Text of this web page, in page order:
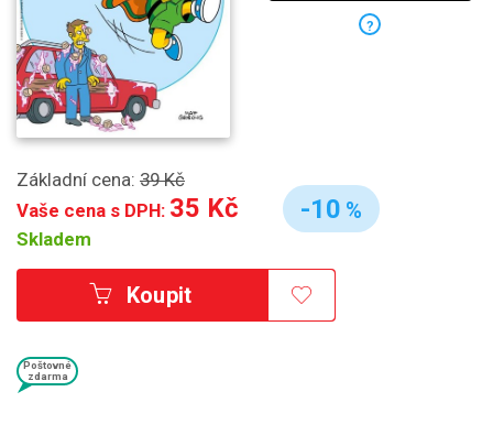
Základní cena: 39 Kč
Vaše cena s DPH: 35 Kč
Skladem
-10 %
Koupit
Poštovné
zdarma
?